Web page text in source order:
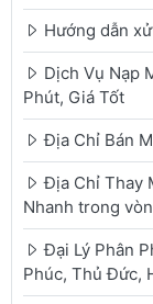
Hướng dẫn
Dịch Vụ Nạp
Phút, Giá Tốt
Địa Chỉ Bán
Địa Chỉ Thay
Nhanh trong
Đại Lý Phân
Phúc, Thủ Đức,